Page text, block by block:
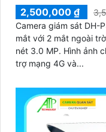
2,500,000 ₫
Camera giám sát DH-
mắt với 2 mắt ngoài
nét 3.0 MP. Hình ảnh chất lượng truyền qua mạng 4G hỗ
trợ mạng 4G và...